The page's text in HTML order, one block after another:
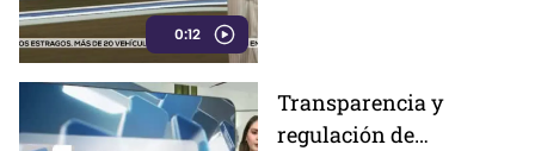
0:12
Transparencia y
regulación de